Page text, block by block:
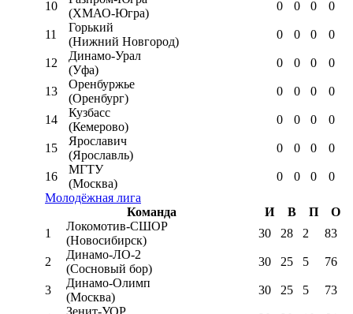
10
(ХМАО-Югра)
0 0 0 0
11
Горький
(Нижний Новгород)
0 0 0 0
12
Динамо-Урал
(Уфа)
0 0 0 0
13
Оренбуржье
(Оренбург)
0 0 0 0
14
Кузбасс
(Кемерово)
0 0 0 0
15
Ярославич
(Ярославль)
0 0 0 0
16
МГТУ
(Москва)
0 0 0
0
Молодёжная лига
Команда
И В П
О
1
Локомотив-CШОР
(Новосибирск)
30 28 2 83
2
Динамо-ЛО-2
(Сосновый бор)
30 25 5 76
3
Динамо-Олимп
(Москва)
30 25 5 73
Зенит-УОР